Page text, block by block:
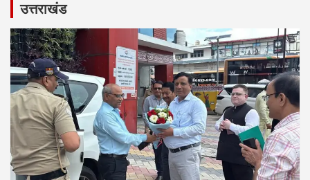
उत्तराखंड